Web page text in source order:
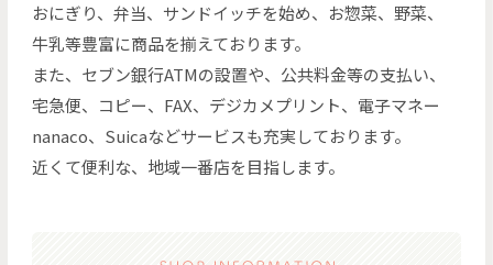
おにぎり、弁当、サンドイッチを始め、お惣菜、野菜、
牛乳等豊富に商品を揃えております。
また、セブン銀行ATMの設置や、公共料金等の支払い、
宅急便、コピー、FAX、デジカメプリント、電子マネー
nanaco、Suicaなどサービスも充実しております。
近くて便利な、地域一番店を目指します。